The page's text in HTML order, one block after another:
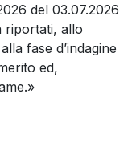
del 03.07.2026
riportati, allo
fase d’indagine
ed,